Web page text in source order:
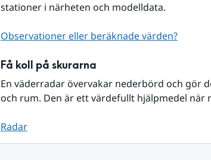
stationer i närheten och modelldata.
Observationer eller beräknade värden?
Få koll på skurarna
En väderradar övervakar nederbörd och gör
och rum. Den är ett värdefullt hjälpmedel när
Radar